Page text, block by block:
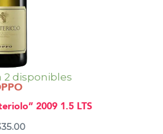
2 disponibles
2009 1.5 LTS